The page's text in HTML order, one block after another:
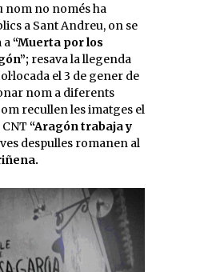
nom no només ha
a Sant Andreu, on se
a “Muerta por los
resava la llegenda
el 3 de gener de
nom a diferents
recullen les imatges el
“Aragón trabaja y
despulles romanen al